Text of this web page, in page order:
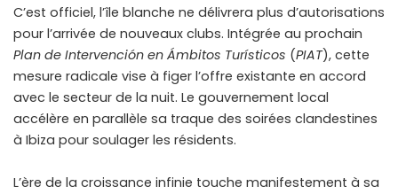
C’est officiel, l’île blanche ne délivrera plus d’autorisations
pour l’arrivée de nouveaux clubs. Intégrée au prochain
Plan de Intervención en Ámbitos Turísticos (PIAT), cette
mesure radicale vise à figer l’offre existante en accord
avec le secteur de la nuit. Le gouvernement local
accélère en parallèle sa traque des soirées clandestines
à Ibiza pour soulager les résidents.
L’ère de la croissance infinie touche manifestement à sa